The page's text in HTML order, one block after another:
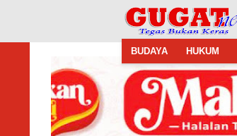
BUDAYA HUKUM